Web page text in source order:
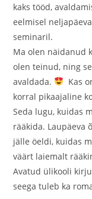
kaks tööd,
eelmisel
seminaril.
Ma olen näidanud
olen teinud, ning
avaldada.
Kas
korral pikaajaline
Seda lugu, kuidas
rääkida. Laupäeva
jälle öeldi, kuidas
väärt laiemalt
Avatud ülikooli
seega tuleb ka